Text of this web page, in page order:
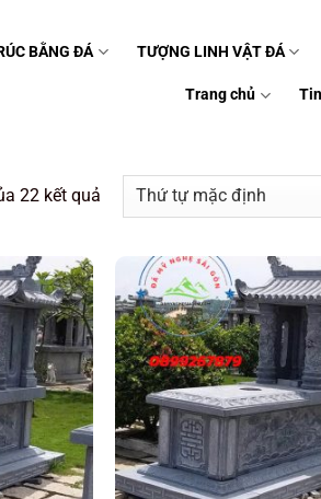
BẰNG ĐÁ TƯỢNG LINH VẬT ĐÁ
Trang chủ
22 kết quả